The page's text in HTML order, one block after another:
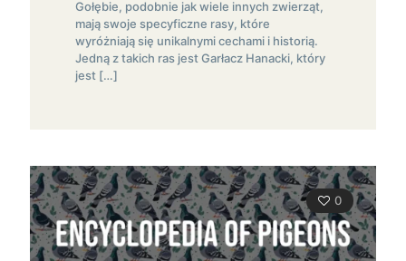
Gołębie, podobnie jak wiele innych zwierząt,
mają swoje specyficzne rasy, które
wyróżniają się unikalnymi cechami i historią.
Jedną z takich ras jest Garłacz Hanacki, który
jest […]
0